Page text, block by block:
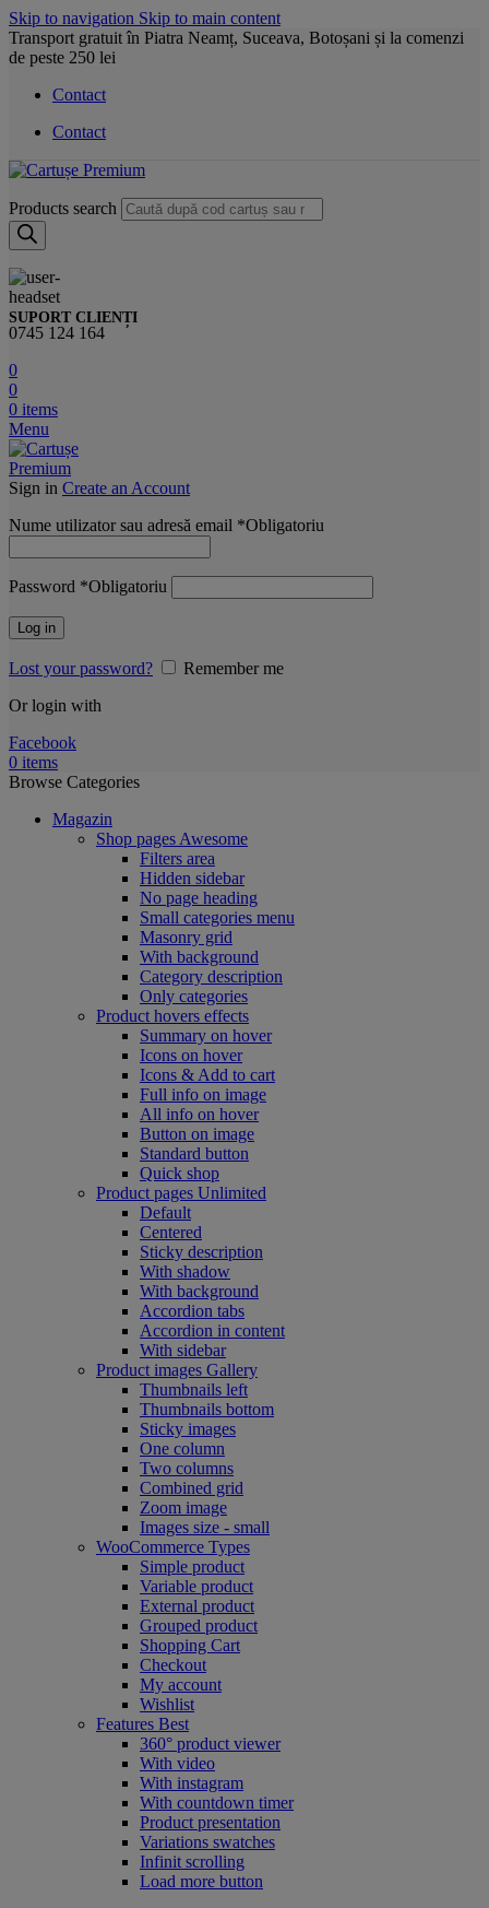
Skip to navigation Skip to main content
Transport gratuit în Piatra Neamț, Suceava, Botoșani și la comenzi
de peste 250 lei
Contact
Contact
Products search
SUPORT CLIENȚI
0745 124 164
0
0
0 items
Menu
Sign in Create an Account
Nume utilizator sau adresă email *Obligatoriu
Password *Obligatoriu
Log in
Lost your password?
Remember me
Or login with
Facebook
0 items
Browse Categories
Magazin
Shop pages Awesome
Filters area
Hidden sidebar
No page heading
Small categories menu
Masonry grid
With background
Category description
Only categories
Product hovers effects
Summary on hover
Icons on hover
Icons & Add to cart
Full info on image
All info on hover
Button on image
Standard button
Quick shop
Product pages Unlimited
Default
Centered
Sticky description
With shadow
With background
Accordion tabs
Accordion in content
With sidebar
Product images Gallery
Thumbnails left
Thumbnails bottom
Sticky images
One column
Two columns
Combined grid
Zoom image
Images size - small
WooCommerce Types
Simple product
Variable product
External product
Grouped product
Shopping Cart
Checkout
My account
Wishlist
Features Best
360° product viewer
With video
With instagram
With countdown timer
Product presentation
Variations swatches
Infinit scrolling
Load more button